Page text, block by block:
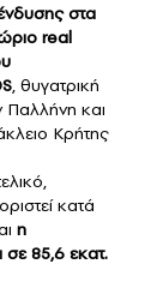
στα
real
, θυγατρική
και
Κρήτης
κατά
η
σε 85,6 εκατ.